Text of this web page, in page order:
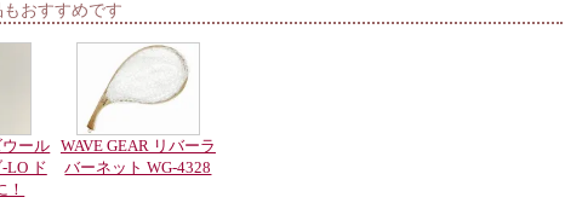
おすすめです
ール
LO ド
！
WAVE GEAR リバーラ
バーネット WG-4328